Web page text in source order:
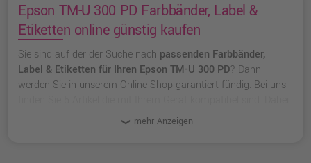
Epson TM-U 300 PD Farbbänder, Label &
Etiketten online günstig kaufen
Sie sind auf der der Suche nach passenden Farbbänder,
Label & Etiketten für Ihren Epson TM-U 300 PD? Dann
werden Sie in unserem Online-Shop garantiert fündig. Bei uns
originalen Farbbänder, Label & Etiketten von
unserer Hausmarke Ampertec
mehr Anzeigen